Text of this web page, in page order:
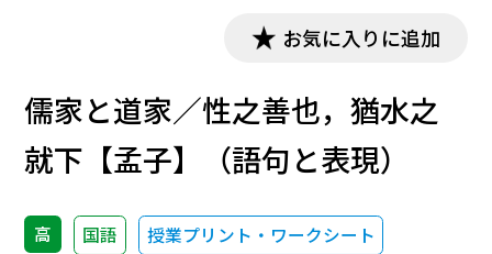
お気に入りに追加
儒家と道家／性之善也，猶水之
就下【孟子】（語句と表現）
高 国語 授業プリント・ワークシート